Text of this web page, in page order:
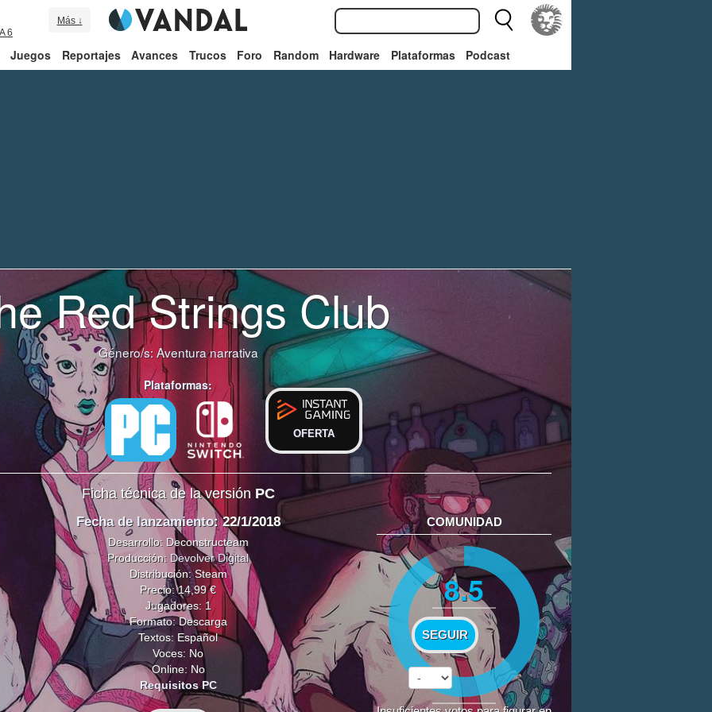
6
Más ↓
Juegos Reportajes Avances Trucos Foro Random Hardware Plataformas Podcast
Red Strings Club
Género/s:Aventura narrativa
Plataformas:
OFERTA
Ficha técnica de la versión PC
Fecha de lanzamiento: 22/1/2018
Desarrollo: Deconstructeam
Producción: Devolver Digital
Distribución: Steam
Precio: 14,99 €
Jugadores: 1
Formato: Descarga
Textos: Español
Voces: No
Online: No
Requisitos PC
COMUNIDAD
8.5
SEGUIR